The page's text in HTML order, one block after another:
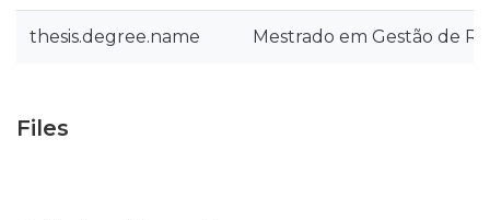
thesis.degree.name Mestrado em Gestão de
Files